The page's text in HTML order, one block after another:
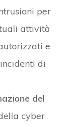
per
attività
e
di
del
cyber